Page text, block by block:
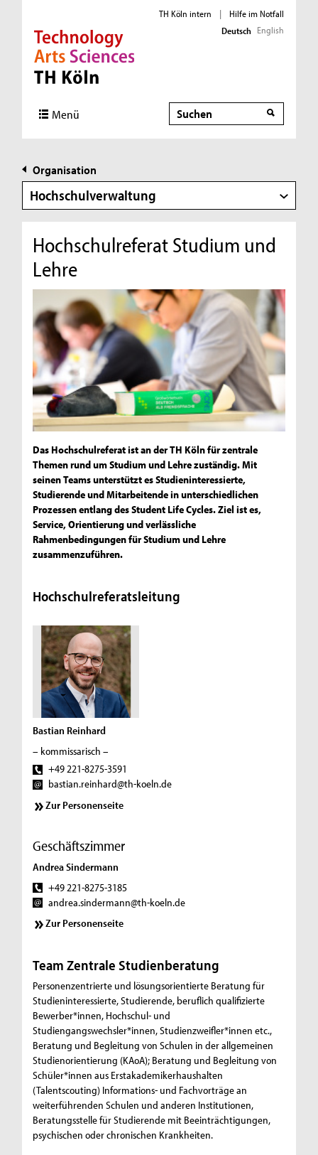
Direkt zur Hauptnavigation
Direkt zur Subnavigation
Direkt zum Inhalt
Direkt zum Fußbereich
TH Köln intern |
Hilfe im Notfall
Deutsch English
Menü Suche
Organisation
Hochschulverwaltung
Hochschulreferat Studium und
Lehre
Das Hochschulreferat ist an der TH Köln für zentrale
Themen rund um Studium und Lehre zuständig. Mit
seinen Teams unterstützt es Studieninteressierte,
Studierende und Mitarbeitende in unterschiedlichen
Prozessen entlang des Student Life Cycles. Ziel ist es,
Service, Orientierung und verlässliche
Rahmenbedingungen für Studium und Lehre
zusammenzuführen.
Hochschulreferatsleitung
Bastian Reinhard
– kommissarisch –
+49 221-8275-3591
bastian.reinhard@th-koeln.de
Zur Personenseite
Geschäftszimmer
Andrea Sindermann
+49 221-8275-3185
andrea.sindermann@th-koeln.de
Zur Personenseite
Team Zentrale Studienberatung
Personenzentrierte und lösungsorientierte Beratung für
Studieninteressierte, Studierende, beruflich qualifizierte
Bewerber*innen, Hochschul- und
Studiengangswechsler*innen, Studienzweifler*innen etc.,
Beratung und Begleitung von Schulen in der allgemeinen
Studienorientierung (KAoA); Beratung und Begleitung von
Schüler*innen aus Erstakademikerhaushalten
(Talentscouting) Informations- und Fachvorträge an
weiterführenden Schulen und anderen Institutionen,
Beratungsstelle für Studierende mit Beeinträchtigungen,
psychischen oder chronischen Krankheiten.